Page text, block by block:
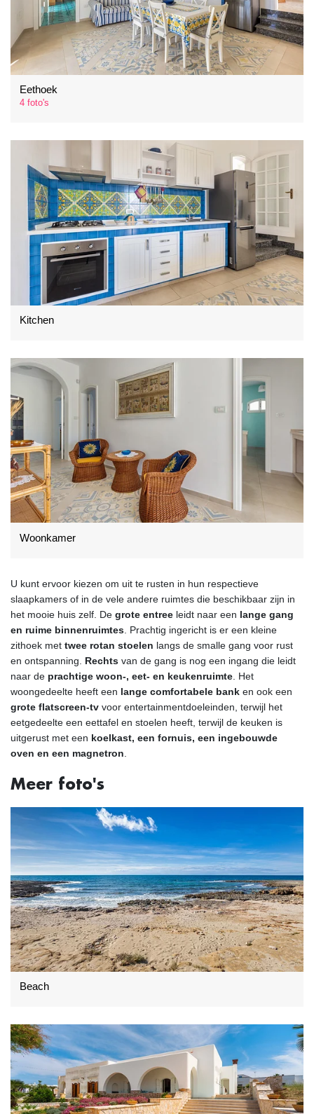
Eethoek
4 foto's
Kitchen
Woonkamer
U kunt ervoor kiezen om uit te rusten in hun respectieve
slaapkamers of in de vele andere ruimtes die beschikbaar zijn in
het mooie huis zelf. De grote entree leidt naar een lange gang
en ruime binnenruimtes . Prachtig ingericht is er een kleine
zithoek met twee rotan stoelen langs de smalle gang voor rust
en ontspanning. Rechts van de gang is nog een ingang die leidt
naar de prachtige woon-, eet- en keukenruimte . Het
woongedeelte heeft een lange comfortabele bank en ook een
grote flatscreen-tv voor entertainmentdoeleinden, terwijl het
eetgedeelte een eettafel en stoelen heeft, terwijl de keuken is
uitgerust met een koelkast, een fornuis, een ingebouwde
oven en een magnetron
Meer foto's
Beach